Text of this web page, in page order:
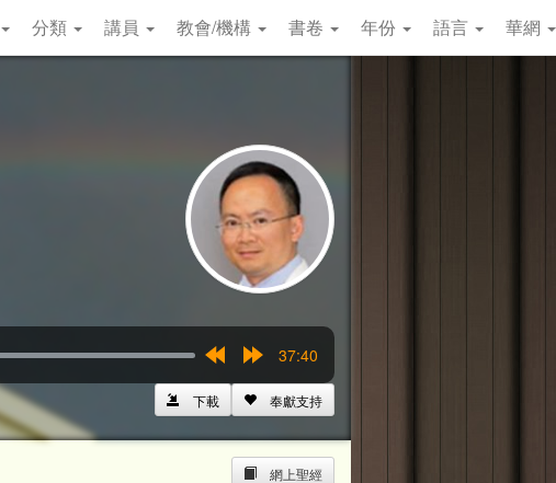
分類 講員 教會/機構 書卷 年份 語言 華網
15s
15s
37:40
奉獻支持
下載
網上聖經